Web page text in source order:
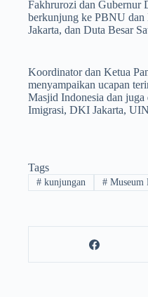
Fakhrurozi dan Gubernur
berkunjung ke PBNU dan
Jakarta, dan Duta Besar
Koordinator dan Ketua
menyampaikan ucapan
Masjid Indonesia dan
Imigrasi, DKI Jakarta,
Tags
#kunjungan #Museum